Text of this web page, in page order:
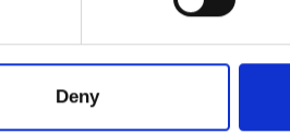
Deny
Appetit!